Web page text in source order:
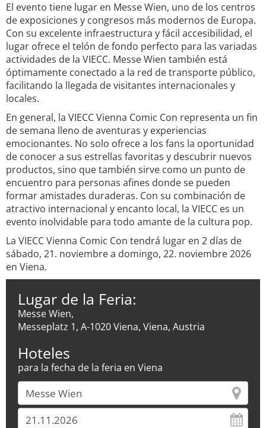
El evento tiene lugar en Messe Wien, uno de los centros
de exposiciones y congresos más modernos de Europa.
Con su excelente infraestructura y fácil accesibilidad, el
lugar ofrece el telón de fondo perfecto para las variadas
actividades de la VIECC. Messe Wien también está
óptimamente conectado a la red de transporte público,
facilitando la llegada de visitantes internacionales y
locales.
En general, la VIECC Vienna Comic Con representa un fin
de semana lleno de aventuras y experiencias
emocionantes. No solo ofrece a los fans la oportunidad
de conocer a sus estrellas favoritas y descubrir nuevos
productos, sino que también sirve como un punto de
encuentro para personas afines donde se pueden
formar amistades duraderas. Con su combinación de
atractivo internacional y encanto local, la VIECC es un
evento inolvidable para todo amante de la cultura pop.
La VIECC Vienna Comic Con tendrá lugar en 2 días de
sábado, 21. noviembre a domingo, 22. noviembre 2026
en Viena.
Lugar de la Feria:
Messe Wien,
Messeplatz 1, A-1020 Viena, Viena, Austria
Hoteles
para la fecha de la feria en Viena